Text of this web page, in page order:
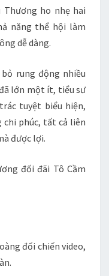
Thương ho nhẹ hai
năng thể hội làm
dễ dàng.
rung động nhiều
lớn một ít, tiểu sư
tuyệt biểu hiện,
chi phúc, tất cả liên
được lợi.
đối đãi Tô Cầm
đối chiến video,